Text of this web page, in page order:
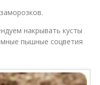
накрывать кусты
пышные соцветия